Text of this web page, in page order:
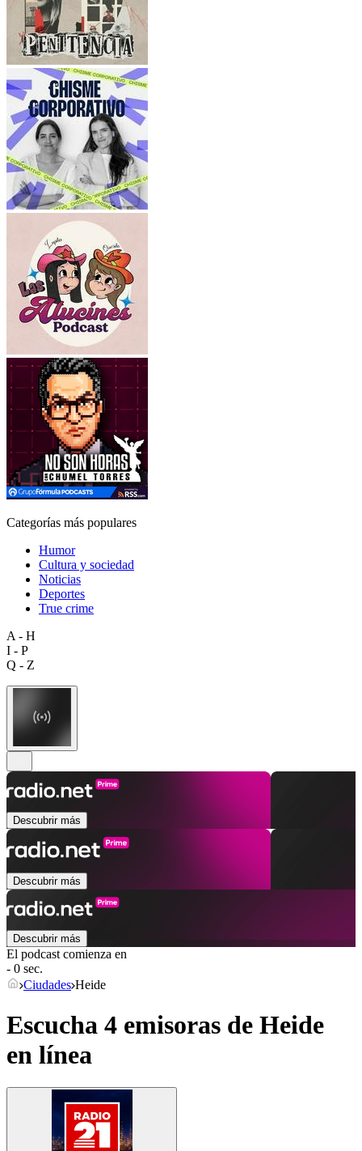
Categorías más populares
Humor
Cultura y sociedad
Noticias
Deportes
True crime
A - H
I - P
Q - Z
Descubrir más
Descubrir más
Descubrir más
El podcast comienza en
- 0 sec.
Ciudades Heide
Escucha 4 emisoras de Heide
en línea